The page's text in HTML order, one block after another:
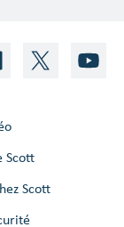
Scott
Scott